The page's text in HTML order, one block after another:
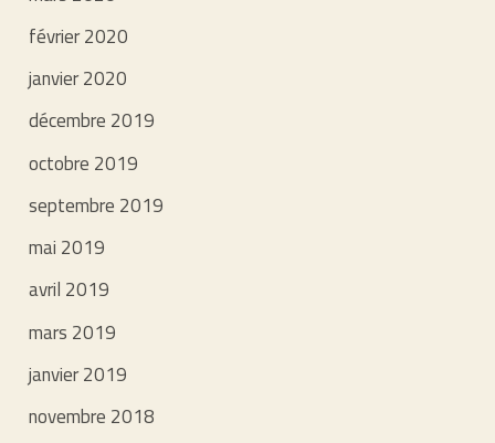
février 2020
janvier 2020
décembre 2019
octobre 2019
septembre 2019
mai 2019
avril 2019
mars 2019
janvier 2019
novembre 2018